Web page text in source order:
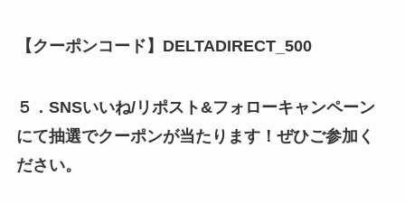
【クーポンコード】DELTADIRECT_500
５．SNSいいね/リポスト&フォローキャンペーン
にて抽選でクーポンが当たります！ぜひご参加く
ださい。